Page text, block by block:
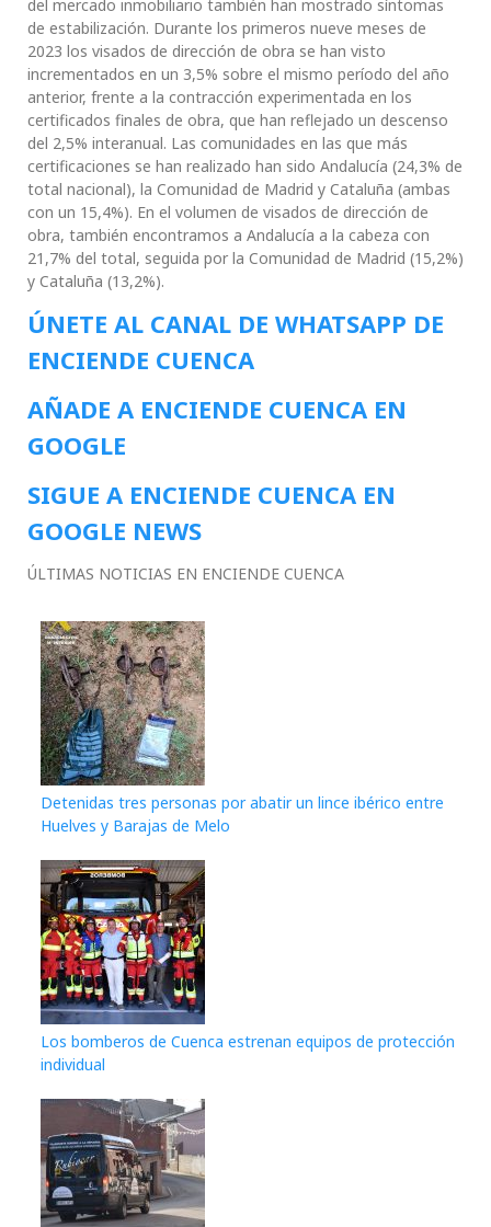
del mercado inmobiliario también han mostrado síntomas
de estabilización. Durante los primeros nueve meses de
2023 los visados de dirección de obra se han visto
incrementados en un 3,5% sobre el mismo período del año
anterior, frente a la contracción experimentada en los
certificados finales de obra, que han reflejado un descenso
del 2,5% interanual. Las comunidades en las que más
certificaciones se han realizado han sido Andalucía (24,3% de
total nacional), la Comunidad de Madrid y Cataluña (ambas
con un 15,4%). En el volumen de visados de dirección de
obra, también encontramos a Andalucía a la cabeza con
21,7% del total, seguida por la Comunidad de Madrid (15,2%)
y Cataluña (13,2%).
ÚNETE AL CANAL DE WHATSAPP DE
ENCIENDE CUENCA
AÑADE A ENCIENDE CUENCA EN
GOOGLE
SIGUE A ENCIENDE CUENCA EN
GOOGLE NEWS
ÚLTIMAS NOTICIAS EN ENCIENDE CUENCA
Detenidas tres personas por abatir un lince ibérico entre
Huelves y Barajas de Melo
Los bomberos de Cuenca estrenan equipos de protección
individual